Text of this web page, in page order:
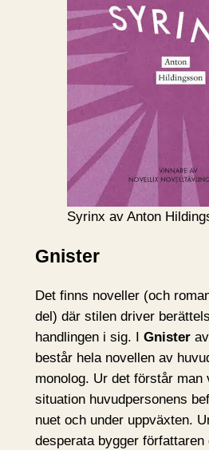
Syrinx av Anton
Gnister
Det finns noveller (och
del) där stilen driver
handlingen i sig. I Gnisterav
består hela novellen av
monolog. Ur det förstår man
situation huvudpersonens
nuet och under uppväxten.
desperata bygger